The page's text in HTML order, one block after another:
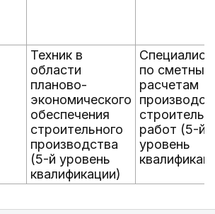
Техник в
области
планово-
экономического
обеспечения
строительного
производства
(5-й уровень
квалификации)
Специалист
по сметным
расчетам
работ (5-й
уровень